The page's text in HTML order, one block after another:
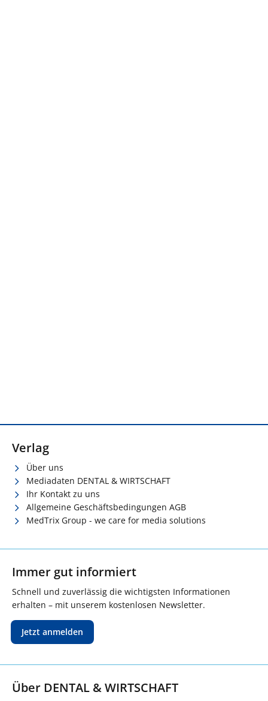
Verlag
Über uns
Mediadaten DENTAL & WIRTSCHAFT
Ihr Kontakt zu uns
Allgemeine Geschäftsbedingungen AGB
MedTrix Group - we care for media solutions
Immer gut informiert
Schnell und zuverlässig die wichtigsten Informationen
erhalten – mit unserem kostenlosen Newsletter.
Jetzt anmelden
Über DENTAL & WIRTSCHAFT